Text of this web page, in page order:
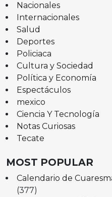
Nacionales
Internacionales
Salud
Deportes
Policiaca
Cultura y Sociedad
Política y Economía
Espectáculos
mexico
Ciencia Y Tecnología
Notas Curiosas
Tecate
MOST POPULAR
Calendario de
(377)